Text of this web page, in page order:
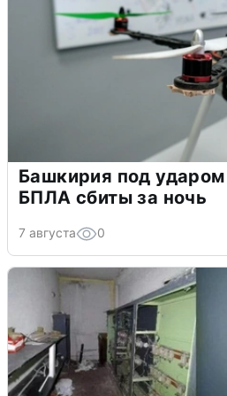
Башкирия под
БПЛА сбиты за ночь
7 августа 0